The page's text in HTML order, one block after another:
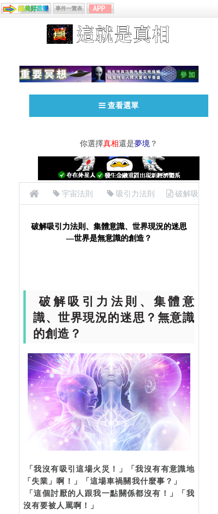
事件一覽表
查看選單
你選擇真相還是夢境 ？
宇宙法則 吸引力法則 破解吸
識的創造？
破解吸引力法則、集體意識、世界現況的迷思
—世界是無意識的創造？
破解吸引力法則、集體意
識、世界現況的迷思？無意識
的創造？
「我沒有吸引這場火災！」「我沒有有意識地
「失業」啊！」「這場車禍關我什麼事？」
「這個討厭的人跟我一點關係都沒有！」「我
沒有要被人罵啊！」